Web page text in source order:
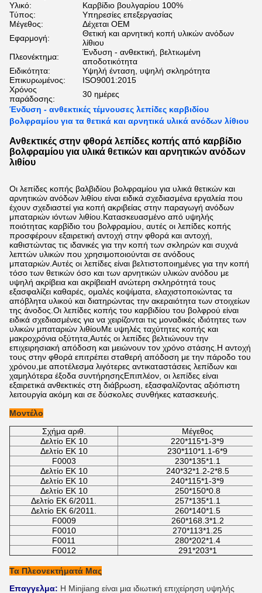
Υλικό:
Καρβίδιο βουλγαρίου 100%
Τύπος:
Υπηρεσίες επεξεργασίας
Μέγεθος:
Δέχεται OEM
Εφαρμογή:
Θετική και αρνητική κοπή υλικών ανόδων
λίθιου
Πλεονέκτημα:
Ένδυση - ανθεκτική, βελτιωμένη
αποδοτικότητα
Ειδικότητα:
Υψηλή ένταση, υψηλή σκληρότητα
Επικυρωμένος:
ISO9001:2015
Χρόνος
παράδοσης:
30 ημέρες
Ένδυση - ανθεκτικές τέμνουσες λεπίδες καρβιδίου
βολφραμίου για τα θετικά και αρνητικά υλικά ανόδων λίθιου
Ανθεκτικές στην φθορά λεπίδες κοπής από καρβίδιο
βολφραμίου για υλικά θετικών και αρνητικών ανόδων
λιθίου
Οι λεπίδες κοπής βαλβιδίου βολφραμίου για υλικά θετικών και
αρνητικών ανόδων λιθίου είναι ειδικά σχεδιασμένα εργαλεία που
έχουν σχεδιαστεί για κοπή ακριβείας στην παραγωγή ανόδων
μπαταριών ιόντων λιθίου.Κατασκευασμένο από υψηλής
ποιότητας καρβίδιο του βολφραμίου, αυτές οι λεπίδες κοπής
προσφέρουν εξαιρετική αντοχή στην φθορά και αντοχή,
καθιστώντας τις ιδανικές για την κοπή των σκληρών και συχνά
λεπτών υλικών που χρησιμοποιούνται σε ανόδους
μπαταριών.Αυτές οι λεπίδες είναι βελτιστοποιημένες για την κοπή
τόσο των θετικών όσο και των αρνητικών υλικών ανόδου με
υψηλή ακρίβεια και ακρίβειαΗ ανώτερη σκληρότητά τους
εξασφαλίζει καθαρές, ομαλές κοψίματα, ελαχιστοποιώντας τα
απόβλητα υλικού και διατηρώντας την ακεραιότητα των στοιχείων
της άνοδος.Οι λεπίδες κοπής του καρβιδίου του βολφρού είναι
ειδικά σχεδιασμένες για να χειρίζονται τις μοναδικές ιδιότητες των
υλικών μπαταριών λιθίουΜε υψηλές ταχύτητες κοπής και
μακροχρόνια οξύτητα,Αυτές οι λεπίδες βελτιώνουν την
επιχειρησιακή απόδοση και μειώνουν τον χρόνο στάσης.Η αντοχή
τους στην φθορά επιτρέπει σταθερή απόδοση με την πάροδο του
χρόνου,με αποτέλεσμα λιγότερες αντικαταστάσεις λεπίδων και
χαμηλότερα έξοδα συντήρησηςΕπιπλέον, οι λεπίδες είναι
εξαιρετικά ανθεκτικές στη διάβρωση, εξασφαλίζοντας αξιόπιστη
λειτουργία ακόμη και σε δύσκολες συνθήκες κατασκευής.
Μοντέλο
Σχήμα αριθ.
Μέγεθος
Δελτίο ΕΚ 10
220*115*1-3*9
Δελτίο ΕΚ 10
230*110*1.1-6*9
F0003
230*135*1.1
Δελτίο ΕΚ 10
240*32*1.2-2*8.5
Δελτίο ΕΚ 10
240*115*1-3*9
Δελτίο ΕΚ 10
250*150*0.8
Δελτίο ΕΚ 6/2011.
257*135*1.1
Δελτίο ΕΚ 6/2011.
260*140*1.5
F0009
260*168.3*1.2
F0010
270*113*1.25
F0011
280*202*1.4
F0012
291*203*1
Τα Πλεονεκτήματά Μας
Επαγγελμα: Η Minjiang είναι μια ιδιωτική επιχείρηση υψηλής